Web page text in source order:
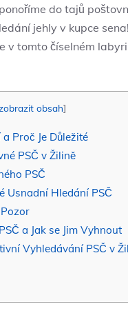
do tajů
jehly v kupce
v tomto číselném
obsah]
Proč Je Důležité
PSČ v Žilině
PSČ
Usnadní Hledání PSČ
a Jak se Jim Vyhnout
Vyhledávání PSČ v